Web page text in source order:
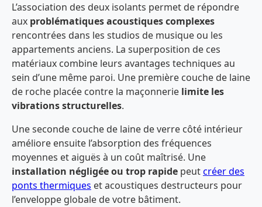
L’association des deux isolants permet de répondre
aux problématiques acoustiques complexes
rencontrées dans les studios de musique ou les
appartements anciens. La superposition de ces
matériaux combine leurs avantages techniques au
sein d’une même paroi. Une première couche de laine
de roche placée contre la maçonnerie limite les
vibrations structurelles.
Une seconde couche de laine de verre côté intérieur
améliore ensuite l’absorption des fréquences
moyennes et aiguës à un coût maîtrisé. Une
installation négligée ou trop rapide peutcréer des
ponts thermiques et acoustiques destructeurs pour
l’enveloppe globale de votre bâtiment.